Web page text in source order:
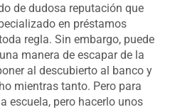
de dudosa reputación que
en préstamos
regla. Sin embargo, puede
manera de escapar de la
al descubierto al banco y
mientras tanto. Pero para
escuela, pero hacerlo unos